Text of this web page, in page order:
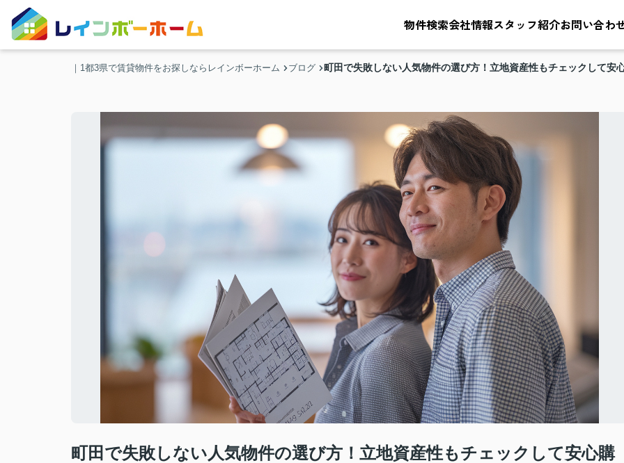
物件検索会社情報スタッフ紹介お問い合わ
｜1都3県で賃貸物件をお探しならレインボーホーム ブログ 町田で失敗しない人気物件の選び方！立地資産性もチェックして安
町田で失敗しない人気物件の選び方！立地資産性もチェックして安心購